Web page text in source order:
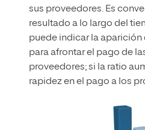
sus proveedores. Es
resultado a lo largo del
puede indicar la
para afrontar el pago de
proveedores; si la ratio
rapidez en el pago a los